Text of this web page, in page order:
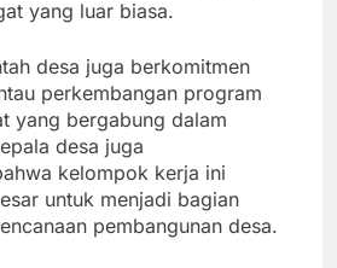
yang luar biasa.
desa juga berkomitmen
perkembangan program
yang bergabung dalam
desa juga
kelompok kerja ini
untuk menjadi bagian
pembangunan desa.